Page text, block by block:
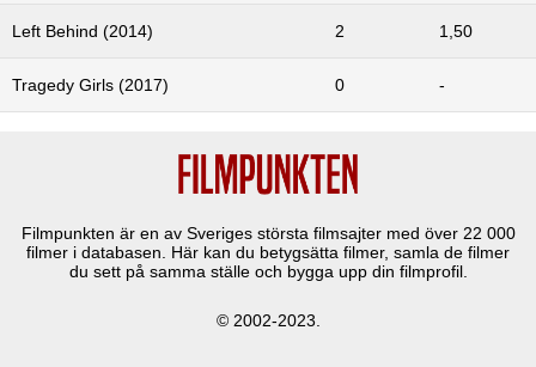
Left Behind (2014) 2 1,50
Tragedy Girls (2017) 0 -
Filmpunkten är en av Sveriges största filmsajter med över 22 000
filmer i databasen. Här kan du betygsätta filmer, samla de filmer
du sett på samma ställe och bygga upp din filmprofil.
© 2002-2023.